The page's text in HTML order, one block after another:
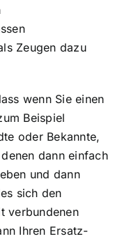
Zeugen dazu
wenn Sie einen
Beispiel
oder Bekannte,
dann einfach
und dann
sich den
verbundenen
Ihren Ersatz-